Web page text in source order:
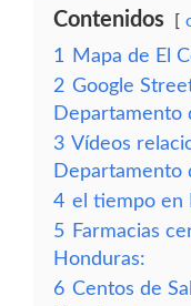
Contenidos
1
Mapa de El
2 Google
Departamento
3 Vídeos
Departamento
4 el tiempo en
5 Farmacias
Honduras:
6 Centos de